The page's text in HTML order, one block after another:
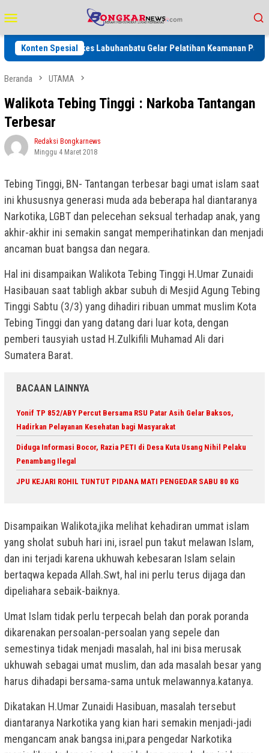
ke
kontenMobile
Konten Spesial
Dinkes Labuhanbatu Gelar Pelatihan Keamanan Pangan,
Beranda UTAMA
Walikota Tebing Tinggi : Narkoba Tantangan
Terbesar
Redaksi Bongkarnews
Minggu 4 Maret 2018
Tebing Tinggi, BN- Tantangan terbesar bagi umat islam saat
ini khususnya generasi muda ada beberapa hal diantaranya
Narkotika, LGBT dan pelecehan seksual terhadap anak, yang
akhir-akhir ini semakin sangat memperihatinkan dan menjadi
ancaman buat bangsa dan negara.
Hal ini disampaikan Walikota Tebing Tinggi H.Umar Zunaidi
Hasibauan saat tabligh akbar subuh di Mesjid Agung Tebing
Tinggi Sabtu (3/3) yang dihadiri ribuan ummat muslim Kota
Tebing Tinggi dan yang datang dari luar kota, dengan
pemberi tausyiah ustad H.Zulkifili Muhamad Ali dari
Sumatera Barat.
BACAAN LAINNYA
Yonif TP 852/ABY Percut Bersama RSU Patar Asih Gelar Baksos,
Hadirkan Pelayanan Kesehatan bagi Masyarakat
Diduga Informasi Bocor, Razia PETI di Desa Kuta Usang Nihil Pelaku
Penambang Ilegal
JPU KEJARI ROHIL TUNTUT PIDANA MATI PENGEDAR SABU 80 KG
Disampaikan Walikota,jika melihat kehadiran ummat islam
yang sholat subuh hari ini, israel pun takut melawan Islam,
dan ini terjadi karena ukhuwah kebesaran Islam selain
bertaqwa kepada Allah.Swt, hal ini perlu terus dijaga dan
dipeliahara sebaik-baiknya.
Umat Islam tidak perlu terpecah belah dan porak poranda
dikarenakan persoalan-persoalan yang sepele dan
semestinya tidak menjadi masalah, hal ini bisa merusak
ukhuwah sebagai umat muslim, dan ada masalah besar yang
harus dihadapi bersama-sama untuk melawannya.katanya.
Dikatakan H.Umar Zunaidi Hasibuan, masalah tersebut
diantaranya Narkotika yang kian hari semakin menjadi-jadi
mengancam anak bangsa ini,para pengedar Narkotika